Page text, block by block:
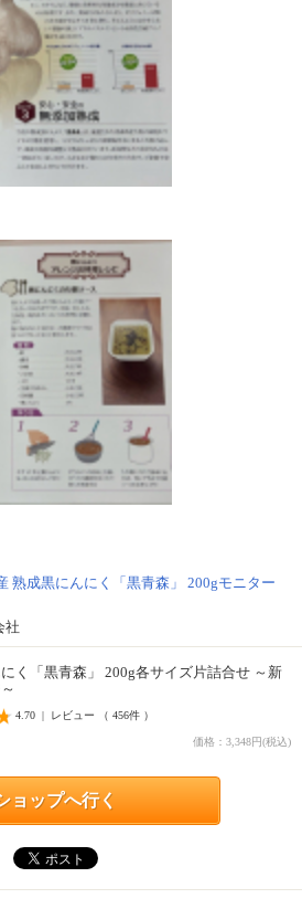
熟成黒にんにく「黒青森」 200gモニター
社
く「黒青森」 200g各サイズ片詰合せ ～新
4.70 | レビュー （ 456件 ）
価格：3,348円(税込)
ョップへ行く